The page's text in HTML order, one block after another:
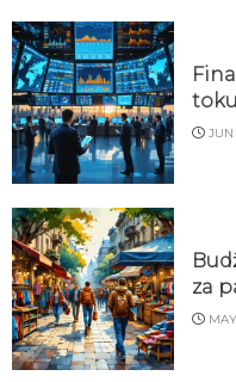
toku
za